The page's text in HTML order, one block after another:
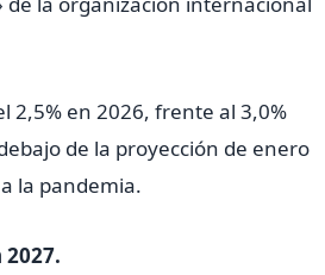
2,5% en 2026, frente al 3,0%
de la proyección de enero
la pandemia.